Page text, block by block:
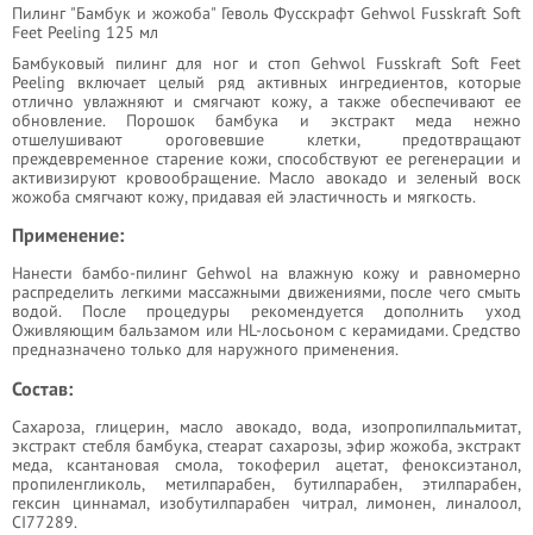
Пилинг "Бамбук и жожоба" Геволь Фусскрафт Gehwol Fusskraft Soft
Feet Peeling 125 мл
Бамбуковый пилинг для ног и стоп Gehwol Fusskraft Soft Feet
Peeling включает целый ряд активных ингредиентов, которые
отлично увлажняют и смягчают кожу, а также обеспечивают ее
обновление. Порошок бамбука и экстракт меда нежно
отшелушивают ороговевшие клетки, предотвращают
преждевременное старение кожи, способствуют ее регенерации и
активизируют кровообращение. Масло авокадо и зеленый воск
жожоба смягчают кожу, придавая ей эластичность и мягкость.
Применение:
Нанести бамбо-пилинг Gehwol на влажную кожу и равномерно
распределить легкими массажными движениями, после чего смыть
водой. После процедуры рекомендуется дополнить уход
Оживляющим бальзамом или HL-лосьоном с керамидами. Средство
предназначено только для наружного применения.
Состав:
Сахароза, глицерин, масло авокадо, вода, изопропилпальмитат,
экстракт стебля бамбука, стеарат сахарозы, эфир жожоба, экстракт
меда, ксантановая смола, токоферил ацетат, феноксиэтанол,
пропиленгликоль, метилпарабен, бутилпарабен, этилпарабен,
гексин циннамал, изобутилпарабен читрал, лимонен, линалоол,
CI77289.